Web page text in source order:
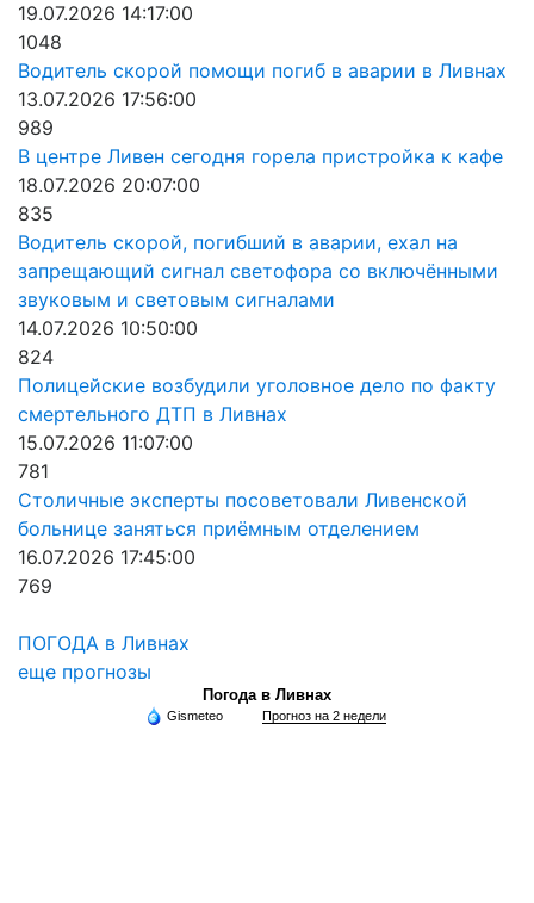
19.07.2026 14:17:00
1048
Водитель скорой помощи погиб в аварии в Ливнах
13.07.2026 17:56:00
989
В центре Ливен сегодня горела пристройка к кафе
18.07.2026 20:07:00
835
Водитель скорой, погибший в аварии, ехал на
запрещающий сигнал светофора со включёнными
звуковым и световым сигналами
14.07.2026 10:50:00
824
Полицейские возбудили уголовное дело по факту
смертельного ДТП в Ливнах
15.07.2026 11:07:00
781
Столичные эксперты посоветовали Ливенской
больнице заняться приёмным отделением
16.07.2026 17:45:00
769
ПОГОДА в Ливнах
еще прогнозы
Погода в Ливнах
Gismeteo Прогноз на 2 недели